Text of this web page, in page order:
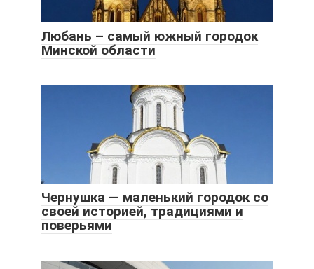
Любань – самый южный городок
Минской области
Чернушка — маленький городок со
своей историей, традициями и
поверьями